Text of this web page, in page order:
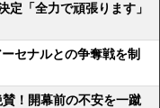
「全力で頑張ります」
セナルとの争奪戦を制
！開幕前の不安を一蹴